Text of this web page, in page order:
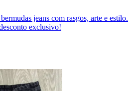
jeans com rasgos, arte e estilo.
exclusivo!